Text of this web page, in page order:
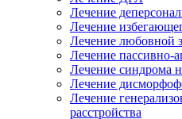
Лечение
Лечение
Лечение любовной
Лечение пассивно-
Лечение синдрома
Лечение
Лечение
расстройства